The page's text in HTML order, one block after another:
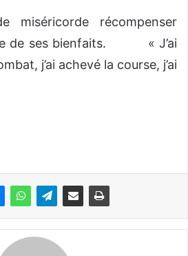
miséricorde récompenser
de ses bienfaits. « J’ai
j’ai achevé la course, j’ai